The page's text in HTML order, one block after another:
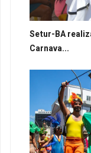
Setur-BA
Carnava...